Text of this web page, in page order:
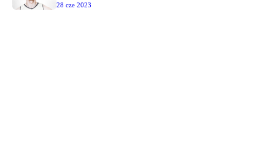
28 cze 2023